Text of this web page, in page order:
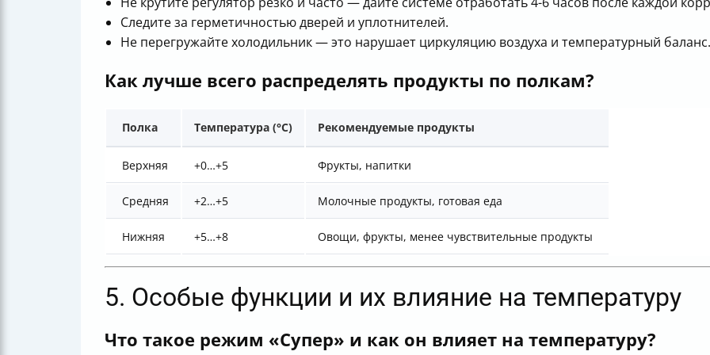
Следите за герметичностью дверей и уплотнителей.
Не перегружайте холодильник — это нарушает циркуляцию воздуха и температурный баланс.
Как лучше всего распределять продукты по полкам?
Полка Температура (°C) Рекомендуемые продукты
Верхняя +0…+5 Фрукты, напитки
Средняя +2…+5 Молочные продукты, готовая еда
Нижняя +5…+8 Овощи, фрукты, менее чувствительные продукты
5. Особые функции и их влияние на температуру
Что такое режим «Супер» и как он влияет на температуру?